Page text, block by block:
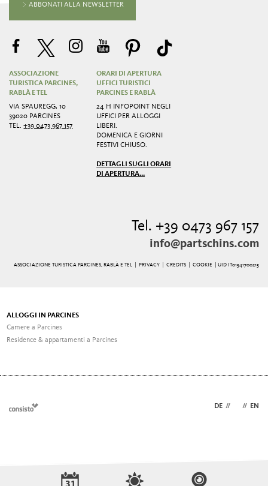
ABBONATI ALLA NEWSLETTER
ASSOCIAZIONE
TURISTICA PARCINES,
RABLÀ E TEL
VIA SPAUREGG, 10
39020 PARCINES
TEL.+39 0473 967 157
ORARI DI APERTURA
UFFICI TURISTICI
PARCINES E RABLÀ
24 H INFOPOINT NEGLI
UFFICI PER ALLOGGI
LIBERI.
DOMENICA E GIORNI
FESTIVI CHIUSO.
DETTAGLI SUGLI ORARI
DI APERTURA...
Tel. +39 0473 967 157
info@partschins.com
ASSOCIAZIONE TURISTICA PARCINES, RABLÀ E TEL | PRIVACY| CREDITS| COOKIE | UID IT01541700215
ALLOGGI IN PARCINES
Camere a Parcines
Residence & appartamenti a Parcines
DE // // EN